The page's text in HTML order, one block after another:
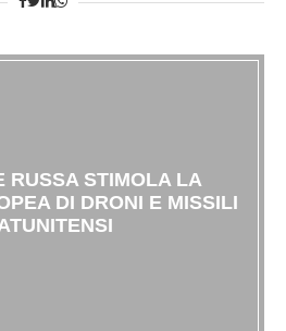
RUSSA STIMOLA LA
DI DRONI E MISSILI